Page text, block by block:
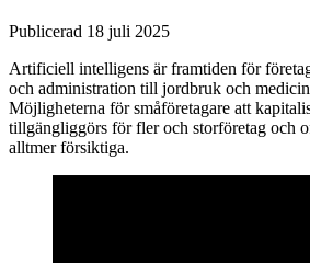
Publicerad 18 juli 2025
Artificiell intelligens är framtiden för
och administration till jordbruk och
Möjligheterna för småföretagare att
tillgängliggörs för fler och storföretag och
alltmer försiktiga.